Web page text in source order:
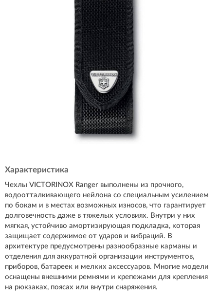
Характеристика
Чехлы VICTORINOX Ranger выполнены из прочного,
водоотталкивающего нейлона со специальным усилением
по бокам и в местах возможных износов, что гарантирует
долговечность даже в тяжелых условиях. Внутри у них
мягкая, устойчиво амортизирующая подкладка, которая
защищает содержимое от ударов и вибраций. В
архитектуре предусмотрены разнообразные карманы и
отделения для аккуратной организации инструментов,
приборов, батареек и мелких аксессуаров. Многие модели
оснащены внешними ремнями и крепежами для крепления
на рюкзаках, поясах или внутри снаряжения.